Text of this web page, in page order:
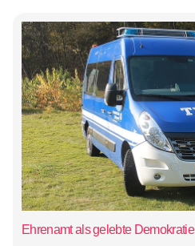
Ehrenamt als gelebte Demokratie